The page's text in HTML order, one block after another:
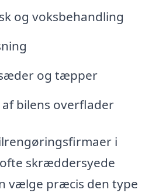
og voksbehandling
og tæpper
bilens overflader
i
skræddersyede
vælge præcis den type